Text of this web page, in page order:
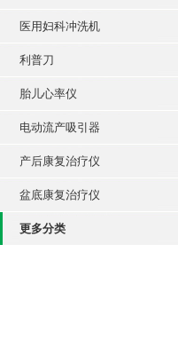
医用妇科冲洗机
利普刀
胎儿心率仪
电动流产吸引器
产后康复治疗仪
盆底康复治疗仪
更多分类